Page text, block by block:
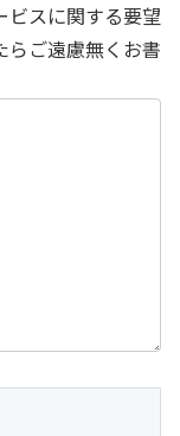
スに関する要望
らご遠慮無くお書